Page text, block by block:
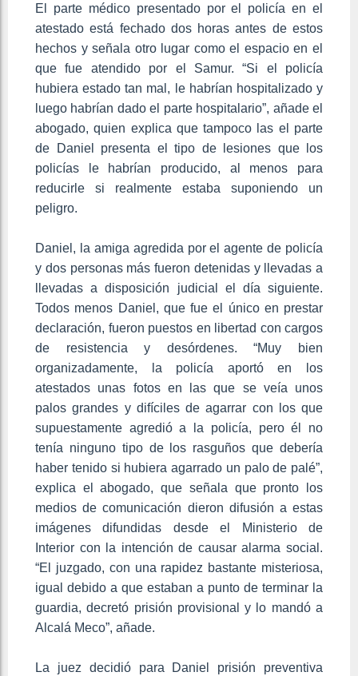
El parte médico presentado por el policía en el
atestado está fechado dos horas antes de estos
hechos y señala otro lugar como el espacio en el
que fue atendido por el Samur. “Si el policía
hubiera estado tan mal, le habrían hospitalizado y
luego habrían dado el parte hospitalario”, añade el
abogado, quien explica que tampoco las el parte
de Daniel presenta el tipo de lesiones que los
policías le habrían producido, al menos para
reducirle si realmente estaba suponiendo un
peligro.
Daniel, la amiga agredida por el agente de policía
y dos personas más fueron detenidas y llevadas a
llevadas a disposición judicial el día siguiente.
Todos menos Daniel, que fue el único en prestar
declaración, fueron puestos en libertad con cargos
de resistencia y desórdenes. “Muy bien
organizadamente, la policía aportó en los
atestados unas fotos en las que se veía unos
palos grandes y difíciles de agarrar con los que
supuestamente agredió a la policía, pero él no
tenía ninguno tipo de los rasguños que debería
haber tenido si hubiera agarrado un palo de palé”,
explica el abogado, que señala que pronto los
medios de comunicación dieron difusión a estas
imágenes difundidas desde el Ministerio de
Interior con la intención de causar alarma social.
“El juzgado, con una rapidez bastante misteriosa,
igual debido a que estaban a punto de terminar la
guardia, decretó prisión provisional y lo mandó a
Alcalá Meco”, añade.
La juez decidió para Daniel prisión preventiva